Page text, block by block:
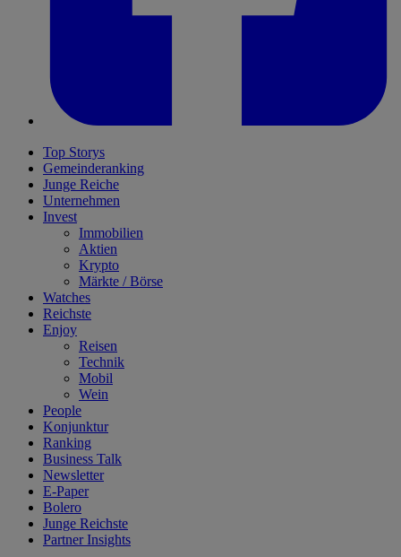
Top Storys
Gemeinderanking
Junge Reiche
Unternehmen
Invest
Immobilien
Aktien
Krypto
Märkte / Börse
Watches
Reichste
Enjoy
Reisen
Technik
Mobil
Wein
People
Konjunktur
Ranking
Business Talk
Newsletter
E-Paper
Bolero
Junge Reichste
Partner Insights